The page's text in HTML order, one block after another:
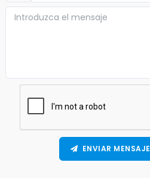
ENVIAR MENSAJE